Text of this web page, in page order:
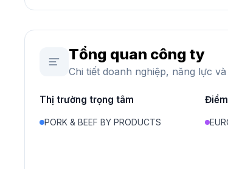
Tổng quan công ty
Chi tiết doanh nghiệp, năng lực
Thị trường trọng tâm
PORK & BEEF BY PRODUCTS